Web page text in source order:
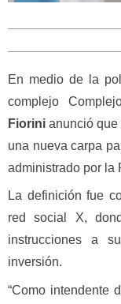
En medio de la
complejo
Fiorini anunció
una nueva carpa
administrado por la
La definición fue
red social X,
instrucciones a
inversión.
“Como intendente